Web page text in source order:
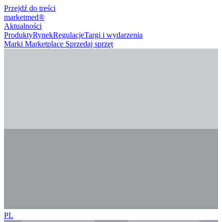
Przejdź do treści
marketmed®
Aktualności
ProduktyRynekRegulacjeTargi i wydarzenia
Marki Marketplace Sprzedaj sprzęt
PL